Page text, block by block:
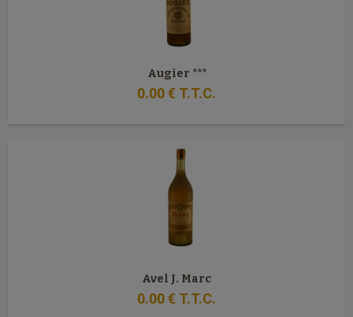
Augier ***
0.00€ T.T.C.
Avel J. Marc
0.00€ T.T.C.